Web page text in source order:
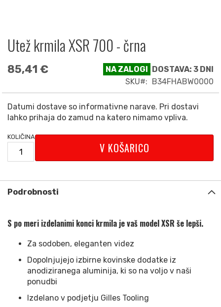
Utež krmila XSR 700 - črna
85,41 € NA ZALOGI DOSTAVA: 3 DNI
SKU
B34FHABW0000
Datumi dostave so informativne narave. Pri dostavi
lahko prihaja do zamud na katero nimamo vpliva.
KOLIČINA
V KOŠARICO
Preskoči
na
začetek
galerije
Podrobnosti
S po meri izdelanimi konci krmila je vaš model XSR še lepši.
Za sodoben, eleganten videz
Dopolnjujejo izbirne kovinske dodatke iz
anodiziranega aluminija, ki so na voljo v naši
ponudbi
Izdelano v podjetju Gilles Tooling